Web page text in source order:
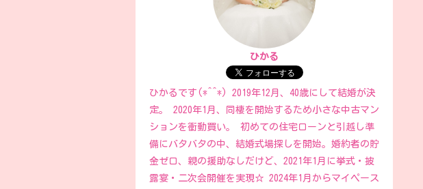
ひかる
ひかるです(*^^*) 2019年12月、40歳にして結婚が決
定。 2020年1月、同棲を開始するため小さな中古マン
ションを衝動買い。 初めての住宅ローンと引越し準
備にバタバタの中、結婚式場探しを開始。婚約者の貯
金ゼロ、親の援助なしだけど、2021年1月に挙式・披
露宴・二次会開催を実現☆ 2024年1月からマイペース